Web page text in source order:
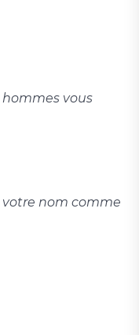
hommes vous
nom comme